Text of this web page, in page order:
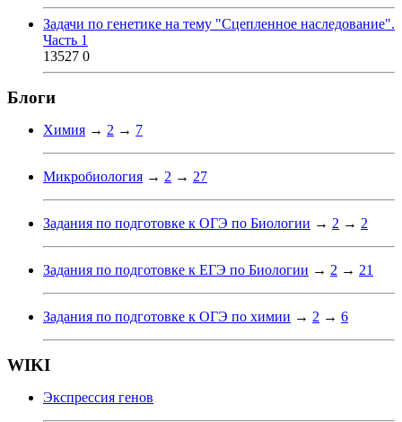
Задачи по генетике на тему "Сцепленное наследование".
Часть 1
13527 0
Блоги
Химия → 2 → 7
Микробиология → 2 → 27
Задания по подготовке к ОГЭ по Биологии → 2 → 2
Задания по подготовке к ЕГЭ по Биологии → 2 → 21
Задания по подготовке к ОГЭ по химии → 2 → 6
WIKI
Экспрессия генов